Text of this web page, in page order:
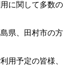
に関して多数の
県、田村市の方
用予定の皆様、